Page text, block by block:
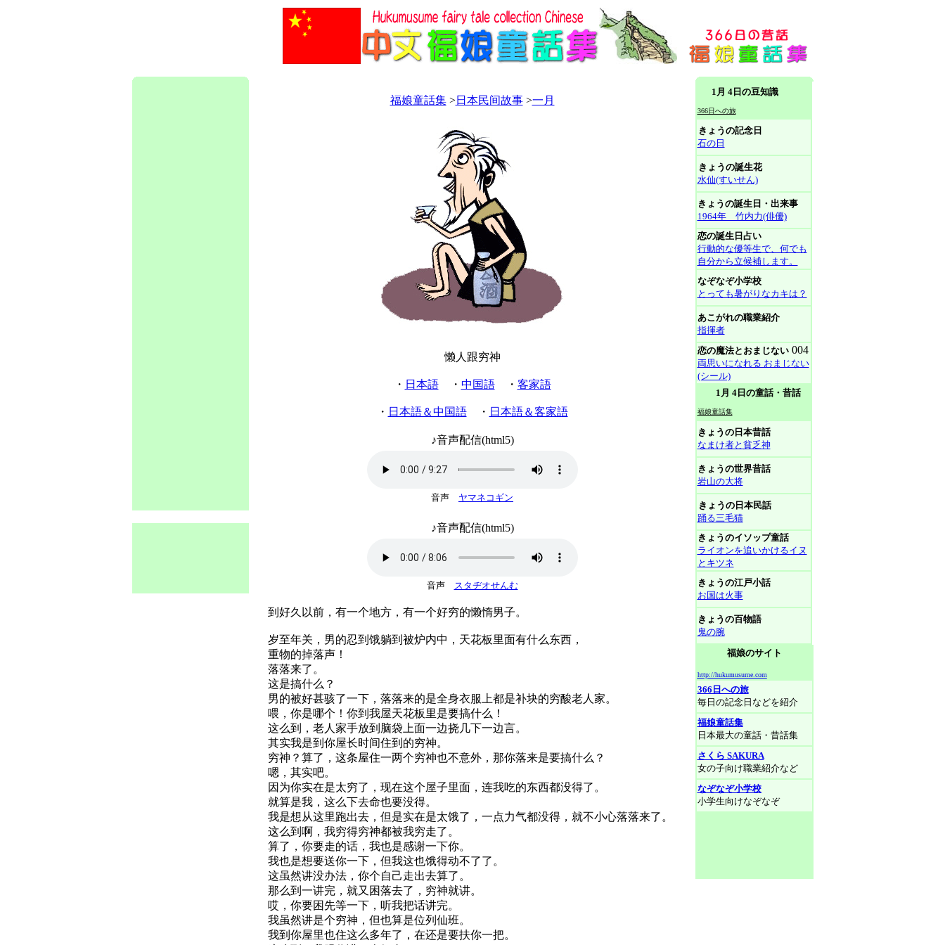
福娘童話集>日本民间故事>一月
懒人跟穷神
・ 日本語・ 中国語・ 客家語
・ 日本語＆中国語・ 日本語＆客家語
♪音声配信(html5)
音声 ヤマネコギン
♪音声配信(html5)
音声 スタヂオせんむ
到好久以前，有一个地方，有一个好穷的懒惰男子。
岁至年关，男的忍到饿躺到被炉内中，天花板里面有什么东西，
重物的掉落声！
落落来了。
这是搞什么？
男的被好甚骇了一下，落落来的是全身衣服上都是补块的穷酸老人家。
喂，你是哪个！你到我屋天花板里是要搞什么！
这么到，老人家手放到脑袋上面一边挠几下一边言。
其实我是到你屋长时间住到的穷神。
穷神？算了，这条屋住一两个穷神也不意外，那你落来是要搞什么？
嗯，其实吧。
因为你实在是太穷了，现在这个屋子里面，连我吃的东西都没得了。
就算是我，这么下去命也要没得。
我是想从这里跑出去，但是实在是太饿了，一点力气都没得，就不小心落落来了。
这么到啊，我穷得穷神都被我穷走了。
算了，你要走的话，我也是感谢一下你。
我也是想要送你一下，但我这也饿得动不了了。
这虽然讲没办法，你个自己走出去算了。
那么到一讲完，就又困落去了，穷神就讲。
哎，你要困先等一下，听我把话讲完。
我虽然讲是个穷神，但也算是位列仙班。
我到你屋里也住这么多年了，在还是要扶你一把。
1月 4日の豆知識
366日への旅
きょうの記念日
石の日
きょうの誕生花
水仙(すいせん)
きょうの誕生日・出来事
1964年 竹内力(俳優)
恋の誕生日占い
行動的な優等生で、何でも
自分から立候補します。
なぞなぞ小学校
とっても暑がりなカキは？
あこがれの職業紹介
指揮者
恋の魔法とおまじない004
両思いになれる おまじない
(シール)
1月 4日の童話・昔話
福娘童話集
きょうの日本昔話
なまけ者と貧乏神
きょうの世界昔話
岩山の大将
きょうの日本民話
踊る三毛猫
きょうのイソップ童話
ライオンを追いかけるイヌ
とキツネ
きょうの江戸小話
お国は火事
きょうの百物語
鬼の腕
福娘のサイト
http://hukumusume.com
366日への旅
毎日の記念日などを紹介
福娘童話集
日本最大の童話・昔話集
さくら SAKURA
女の子向け職業紹介など
なぞなぞ小学校
小学生向けなぞなぞ